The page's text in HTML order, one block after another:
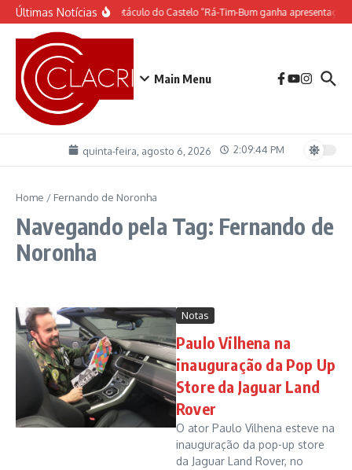
Ir para o conteúdo
Últimas NotíciasO espetáculo do Castelo “Rá-Tim-Bum ganha apresentação
Main Menu
quinta-feira, agosto 6, 2026 2:09:45 PM
Home / Fernando de Noronha
Navegando pela Tag: Fernando de
Noronha
Notas
Paulo Vilhena na
inauguração da Pop Up
Store da Jaguar Land
Rover
O ator Paulo Vilhena esteve na
inauguração da pop-up store
da Jaguar Land Rover, no